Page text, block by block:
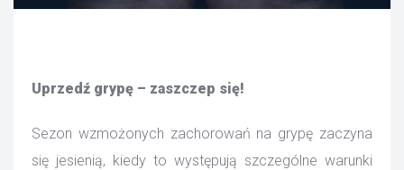
Uprzedź grypę – zaszczep się!
Sezon wzmożonych zachorowań na grypę zaczyna
ię jesienią, kiedy to występują szczególne warunki